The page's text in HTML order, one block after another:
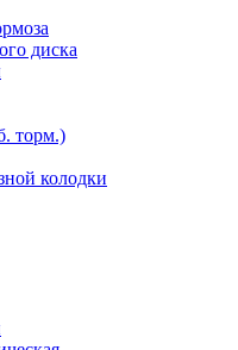
диска
торм.)
колодки